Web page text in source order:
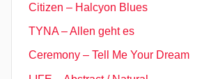
Citizen – Halcyon Blues
TYNA – Allen geht es
Ceremony – Tell Me Your Dream